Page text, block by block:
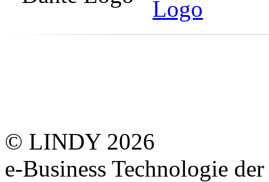
© LINDY 2026
e-Business Technologie